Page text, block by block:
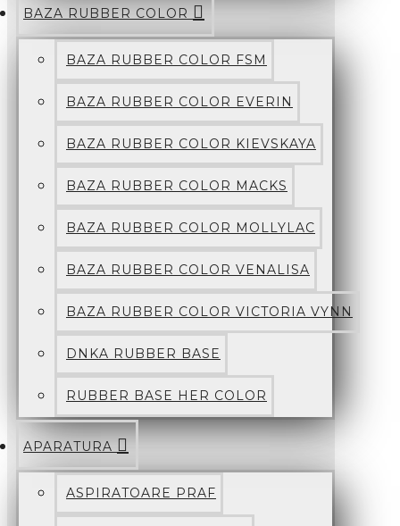
BAZA RUBBER COLOR
BAZA RUBBER COLOR FSM
BAZA RUBBER COLOR EVERIN
BAZA RUBBER COLOR KIEVSKAYA
BAZA RUBBER COLOR MACKS
BAZA RUBBER COLOR MOLLYLAC
BAZA RUBBER COLOR VENALISA
BAZA RUBBER COLOR VICTORIA VYNN
DNKA RUBBER BASE
RUBBER BASE HER COLOR
APARATURA
ASPIRATOARE PRAF